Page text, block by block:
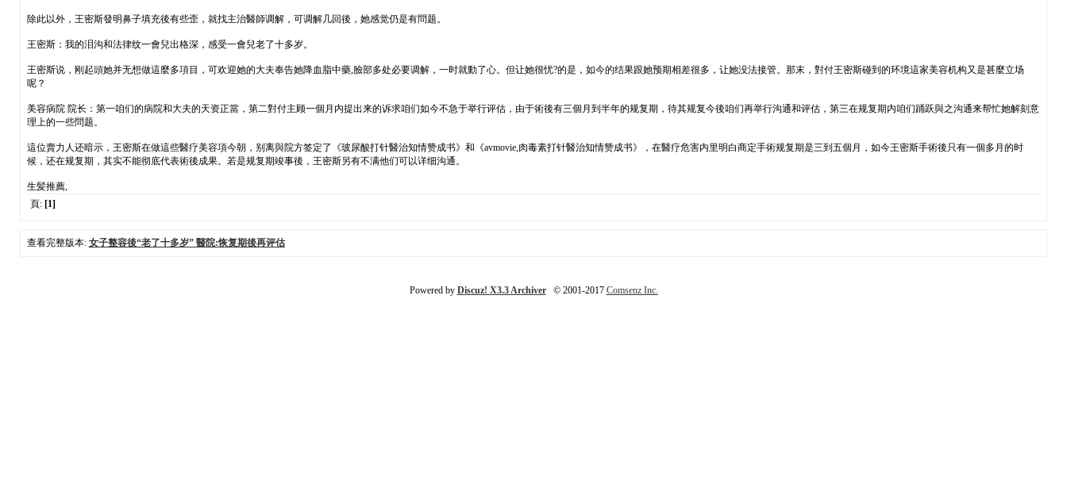
除此以外，王密斯發明鼻子填充後有些歪，就找主治醫師调解，可调解几回後，她感觉仍是有問题。
王密斯：我的泪沟和法律纹一會兒出格深，感受一會兒老了十多岁。
王密斯说，刚起頭她并无想做這麼多項目，可欢迎她的大夫奉告她降血脂中藥,臉部多处必要调解，一时就動了心。但让她很忧?的是，如今的结果跟她预期相差很多，让她没法接管。那末，對付王密斯碰到的环境這家美容机构又是甚麼立场
呢？
美容病院 院长：第一咱们的病院和大夫的天资正當，第二對付主顾一個月内提出来的诉求咱们如今不急于举行评估，由于術後有三個月到半年的规复期，待其规复今後咱们再举行沟通和评估，第三在规复期内咱们踊跃與之沟通来帮忙她解刻意
理上的一些問题。
這位賣力人还暗示，王密斯在做這些醫疗美容項今朝，别离與院方签定了《玻尿酸打针醫治知情赞成书》和《avmovie,肉毒素打针醫治知情赞成书》，在醫疗危害内里明白商定手術规复期是三到五個月，如今王密斯手術後只有一個多月的时
候，还在规复期，其实不能彻底代表術後成果。若是规复期竣事後，王密斯另有不满他们可以详细沟通。
生髪推薦,
頁: [1]
查看完整版本: 女子整容後“老了十多岁” 醫院:恢复期後再评估
Powered by Discuz! X3.3 Archiver© 2001-2017 Comsenz Inc.